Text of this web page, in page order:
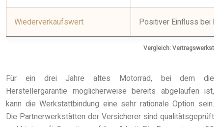
Vergleich:
Wiederverkaufswert Positiver Einfluss bei
Für ein drei Jahre altes Motorrad, bei dem die
Herstellergarantie möglicherweise bereits abgelaufen ist,
kann die Werkstattbindung eine sehr rationale Option sein.
Die Partnerwerkstätten der Versicherer sind qualitätsgeprüft